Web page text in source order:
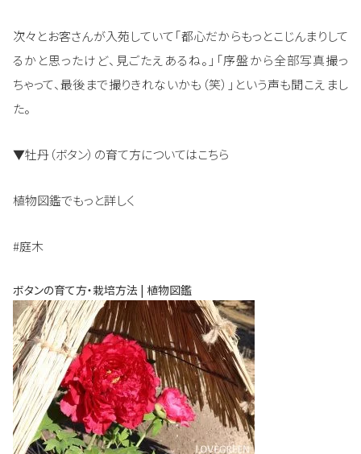
次々とお客さんが入苑していて「都心だからもっとこじんまりして
るかと思ったけど、見ごたえあるね。」「序盤から全部写真撮っ
ちゃって、最後まで撮りきれないかも（笑）」という声も聞こえまし
た。
▼牡丹（ボタン）の育て方についてはこちら
植物図鑑でもっと詳しく
#庭木
ボタンの育て方・栽培方法 | 植物図鑑